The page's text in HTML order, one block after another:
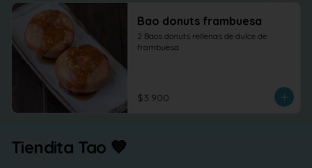
Bao donuts frambuesa
2 Baos donuts rellenas de dulce de
frambuesa
$3.900
Tiendita Tao 💙